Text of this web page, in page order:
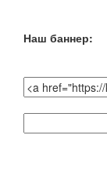
Наш баннер:
по